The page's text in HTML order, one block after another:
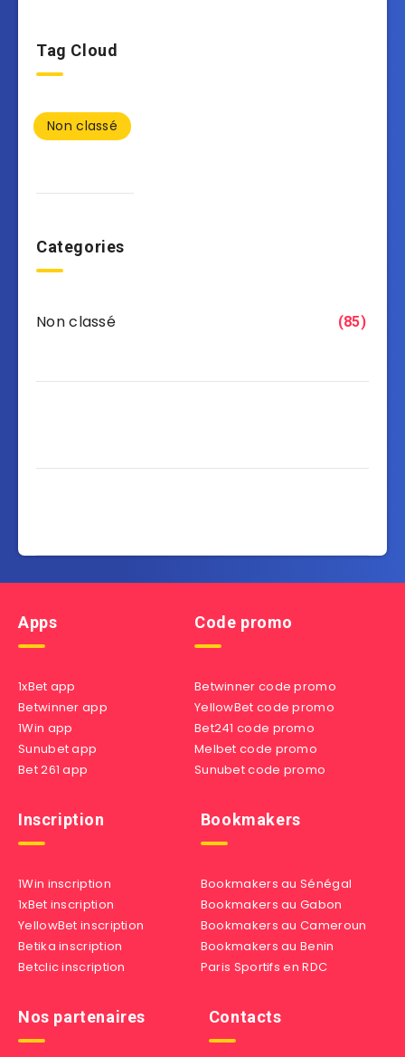
Tag Cloud
Non classé
Categories
Non classé (85)
Apps
1xBet app
Betwinner app
1Win app
Sunubet app
Bet 261 app
Code promo
Betwinner code promo
YellowBet code promo
Bet241 code promo
Melbet code promo
Sunubet code promo
Inscription
1Win inscription
1xBet inscription
YellowBet inscription
Betika inscription
Betclic inscription
Bookmakers
Bookmakers au Sénégal
Bookmakers au Gabon
Bookmakers au Cameroun
Bookmakers au Benin
Paris Sportifs en RDC
Nos partenaires Contacts